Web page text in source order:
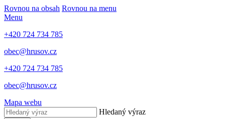
Rovnou na obsah Rovnou na menu
Menu
+420 724 734 785
obec@hrusov.cz
+420 724 734 785
obec@hrusov.cz
Mapa webu
Hledaný výraz